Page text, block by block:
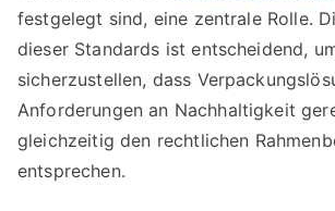
festgelegt sind, eine zentrale Rolle.
dieser Standards ist entscheidend,
sicherzustellen, dass
Anforderungen an Nachhaltigkeit
gleichzeitig den rechtlichen
entsprechen.